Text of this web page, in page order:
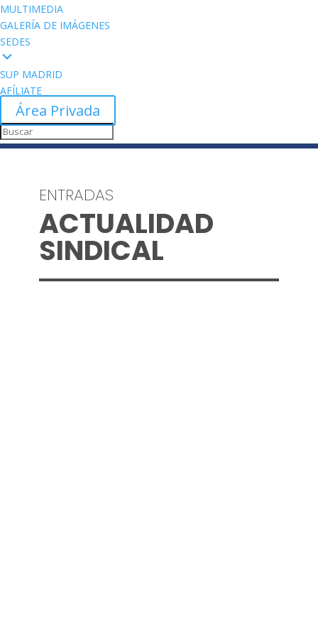
MULTIMEDIA
GALERÍA DE IMÁGENES
SEDES
SUP MADRID
AFÍLIATE
Área Privada
ENTRADAS
ACTUALIDAD
SINDICAL